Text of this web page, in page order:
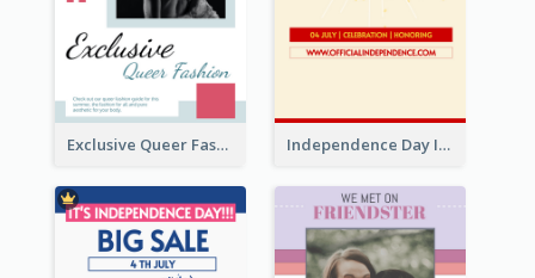
Exclusive Queer Fashion Instagram Story Independence Day Info Instagram Story